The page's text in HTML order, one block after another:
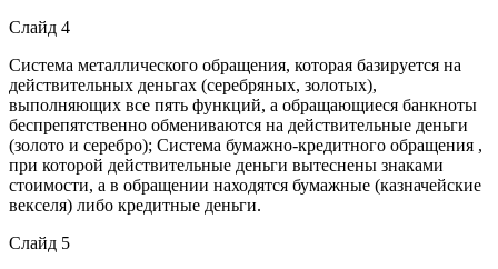
Слайд 4
Система металлического обращения, которая базируется на
действительных деньгах (серебряных, золотых),
выполняющих все пять функций, а обращающиеся банкноты
беспрепятственно обмениваются на действительные деньги
(золото и серебро); Система бумажно-кредитного обращения ,
при которой действительные деньги вытеснены знаками
стоимости, а в обращении находятся бумажные (казначейские
векселя) либо кредитные деньги.
Слайд 5